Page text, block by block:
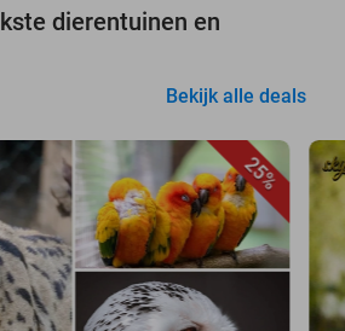
dierentuinen en
Bekijk alle deals
25%